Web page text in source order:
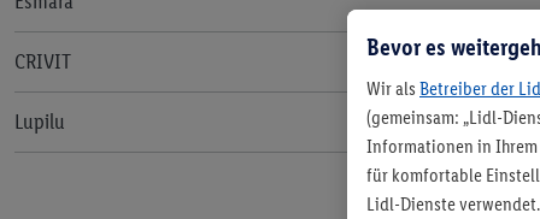
Back to school
Halloween
Weihnachten
Silvester
CRIVIT
Functional Training
Lupilu
In
Von
einige
Beispiel
Bevor es
Wir als Betreiber der
(gemeinsam: „Lidl-
Informationen in
für komfortable
Lidl-Dienste